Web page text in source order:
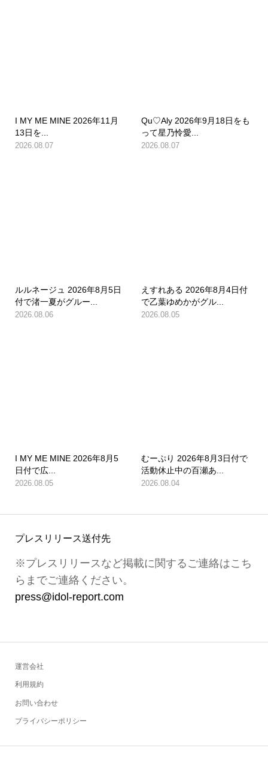
I MY ME MINE 2026年11月
13日を...
2026.08.07
Qu♡Aly 2026年9月18日をも
って星乃怜愛...
2026.08.07
ルルネージュ 2026年8月5日
付で渚一夏がグルー...
2026.08.06
えすれある 2026年8月4日付
で乙葉ゆめかがグル...
2026.08.05
I MY ME MINE 2026年8月5
日付で広...
2026.08.05
むーぷり 2026年8月3日付で
活動休止中の百瀬あ...
2026.08.04
プレスリリース送付先
※プレスリリースなど掲載に関するご連絡はこち
らまでご連絡ください。
press@idol-report.com
運営会社
利用規約
お問い合わせ
プライバシーポリシー